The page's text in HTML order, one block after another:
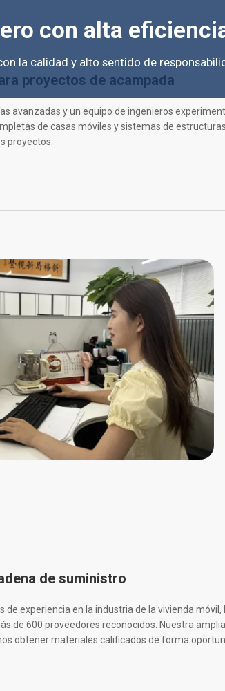
con alta
la calidad y alto sentido de
proyectos de acampada
avanzadas y un equipo de ingenieros
de casas móviles y sistemas de
proyectos.
de suministro
de experiencia en la industria de la vivienda
de 600 proveedores reconocidos. Nuestra
obtener materiales calificados de forma